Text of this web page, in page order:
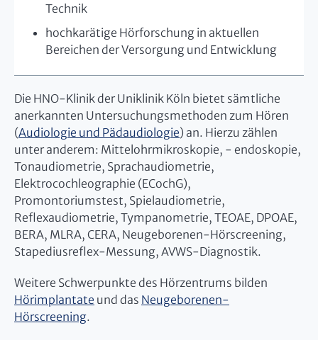
Technik
hochkarätige Hörforschung in aktuellen
Bereichen der Versorgung und Entwicklung
Die HNO-Klinik der Uniklinik Köln bietet sämtliche
anerkannten Untersuchungsmethoden zum Hören
(Audiologie und Pädaudiologie) an. Hierzu zählen
unter anderem: Mittelohrmikroskopie, - endoskopie,
Tonaudiometrie, Sprachaudiometrie,
Elektrocochleographie (ECochG),
Promontoriumstest, Spielaudiometrie,
Reflexaudiometrie, Tympanometrie, TEOAE, DPOAE,
BERA, MLRA, CERA, Neugeborenen-Hörscreening,
Stapediusreflex-Messung, AVWS-Diagnostik.
Weitere Schwerpunkte des Hörzentrums bilden
Hörimplantate und das Neugeborenen-
Hörscreening.